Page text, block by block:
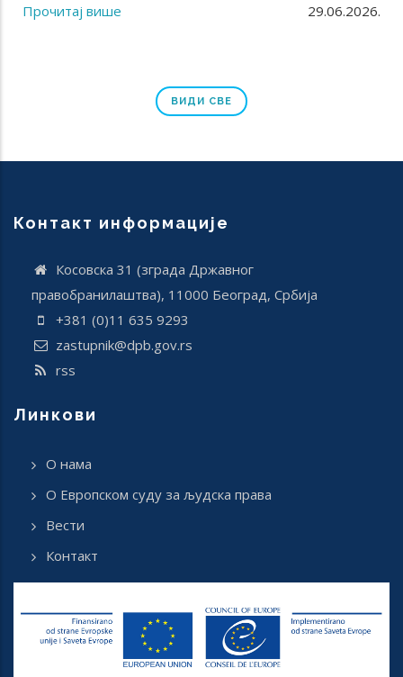
29.06.2026.
Прочитај више
ВИДИ СВЕ
Контакт информације
Косовска 31 (зграда Државног
правобранилаштва), 11000 Београд, Србија
+381 (0)11 635 9293
zastupnik@dpb.gov.rs
rss
Линкови
О нама
О Европском суду за људска права
Вести
Контакт